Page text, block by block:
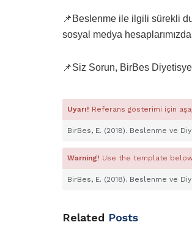
📌Beslenme ile ilgili sürekli
sosyal medya
📌Siz Sorun, BirBes
Uyarı! Referans gösterimi için
BirBes, E. (2018). Beslenme ve
Warning! Use the template
BirBes, E. (2018). Beslenme ve
Related Posts